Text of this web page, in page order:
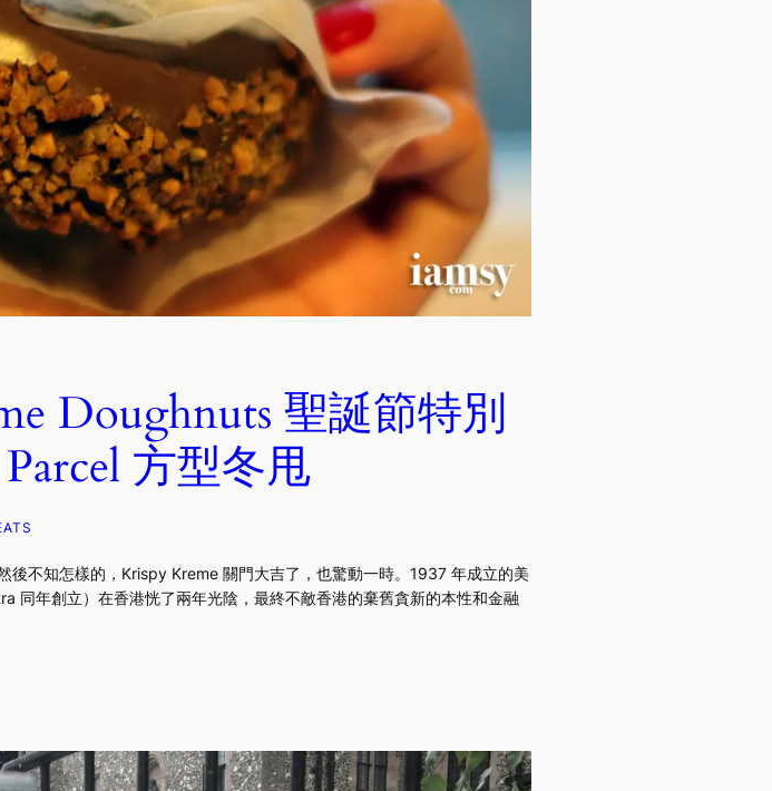
Doughnuts 聖誕節特別
方型冬甩
不知怎樣的，Krispy Kreme 關門大吉了，也驚動一時。1937 年成立的美
同年創立）在香港恍了兩年光陰，最終不敵香港的棄舊貪新的本性和金融